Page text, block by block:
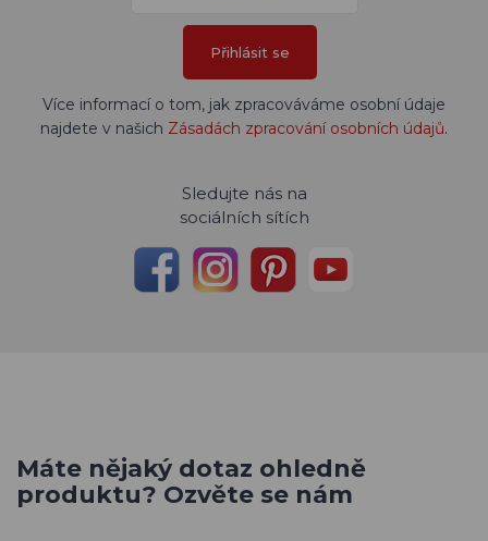
Přihlásit se
Více informací o tom, jak zpracováváme osobní údaje
najdete v našich Zásadách zpracování osobních údajů.
Sledujte nás na
sociálních sítích
Máte nějaký dotaz ohledně
produktu? Ozvěte se nám